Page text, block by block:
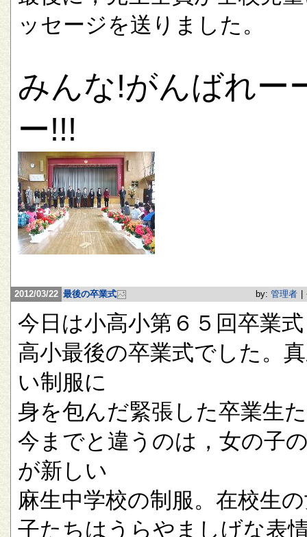
ッセージを送りました。
みんな!がんばれー
ー!!!
2012/03/22 最後の卒業式 by: 管理者
今日は小高小第６５回卒業
高小最後の卒業式でした。
い制服に
身を包んだ緊張した卒業生
今までと違うのは，女の子
が新しい
麻生中学校の制服。在校生
子たちはうらやましげな表